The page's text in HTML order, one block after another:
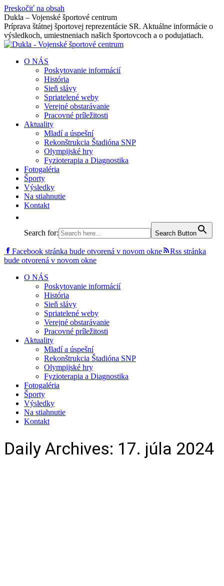
Preskočiť na obsah
Dukla – Vojenské športové centrum
Príprava štátnej športovej reprezentácie SR. Aktuálne informácie o
výsledkoch, umiestneniach našich športovcoch a o podujatiach.
O NÁS
Poskytovanie informácií
História
Sieň slávy
Spriatelené weby
Verejné obstarávanie
Pracovné príležitosti
Aktuality
Mladí a úspešní
Rekonštrukcia Štadióna SNP
Olympijské hry
Fyzioterapia a Diagnostika
Fotogaléria
Športy
Výsledky
Na stiahnutie
Kontakt
Search for: Search Button
Facebook stránka bude otvorená v novom okne
Rss stránka
bude otvorená v novom okne
O NÁS
Poskytovanie informácií
História
Sieň slávy
Spriatelené weby
Verejné obstarávanie
Pracovné príležitosti
Aktuality
Mladí a úspešní
Rekonštrukcia Štadióna SNP
Olympijské hry
Fyzioterapia a Diagnostika
Fotogaléria
Športy
Výsledky
Na stiahnutie
Kontakt
Daily Archives: 17. júla 2024